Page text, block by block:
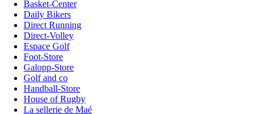
Basket-Center
Daily Bikers
Direct Running
Direct-Volley
Espace Golf
Foot-Store
Galopp-Store
Golf and co
Handball-Store
House of Rugby
La sellerie de Maé